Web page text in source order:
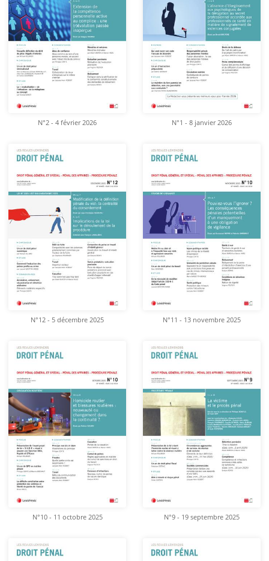
N°2 - 4 février 2026 N°1 - 8 janvier 2026
N°12 - 5 décembre 2025 N°11 - 13 novembre 2025
N°10 - 11 octobre 2025 N°9 - 19 septembre 2025